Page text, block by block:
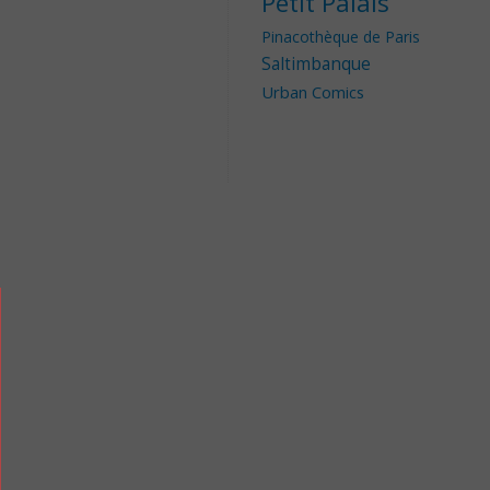
Pinacothèque de Paris
Saltimbanque
Urban Comics